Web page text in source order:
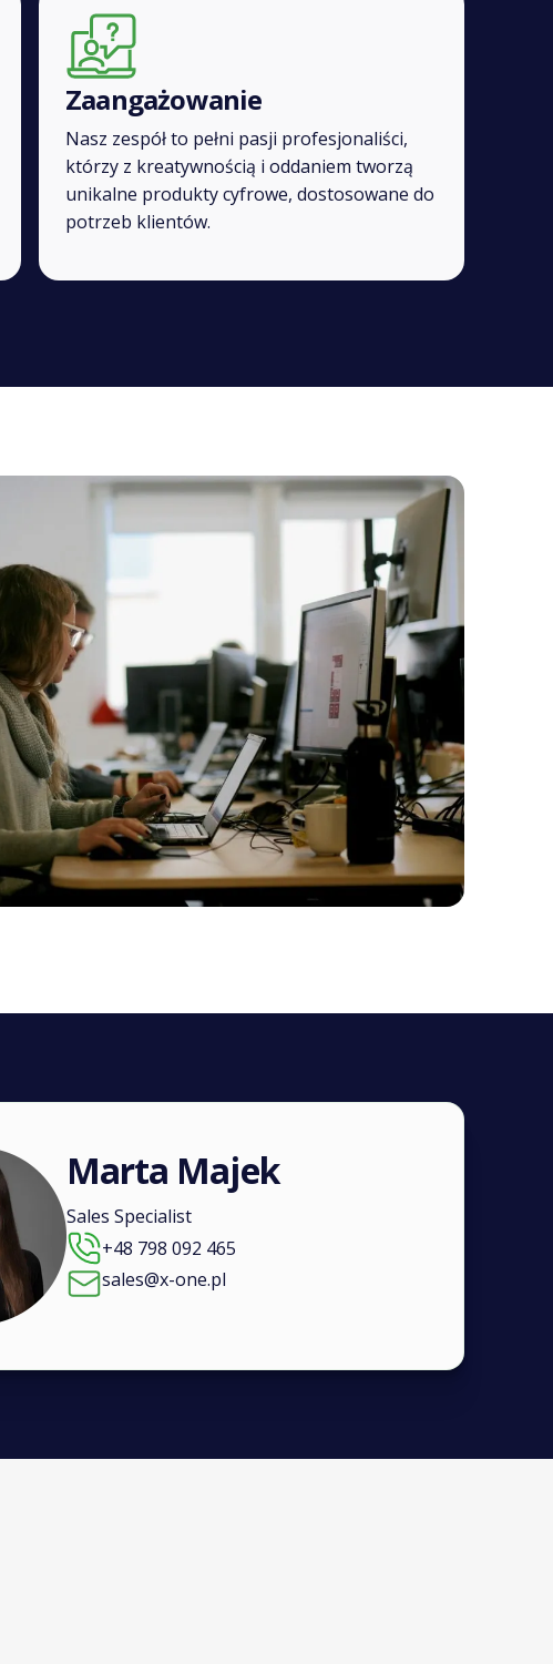
Zaangażowanie
Nasz zespół to pełni pasji profesjonaliści,
którzy z kreatywnością i oddaniem tworzą
unikalne produkty cyfrowe, dostosowane do
potrzeb klientów.
Marta Majek
Sales Specialist
+48 798 092 465
sales@x-one.pl